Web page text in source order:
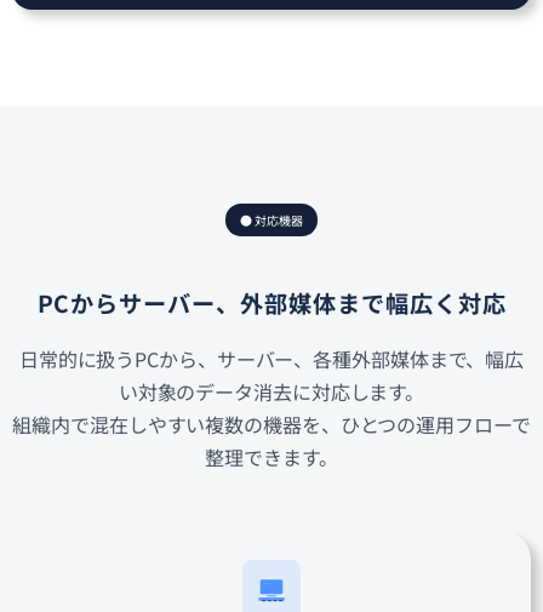
● 対応機器
PCからサーバー、外部媒体まで幅広く対応
日常的に扱うPCから、サーバー、各種外部媒体まで、幅広
い対象のデータ消去に対応します。
組織内で混在しやすい複数の機器を、ひとつの運用フローで
整理できます。